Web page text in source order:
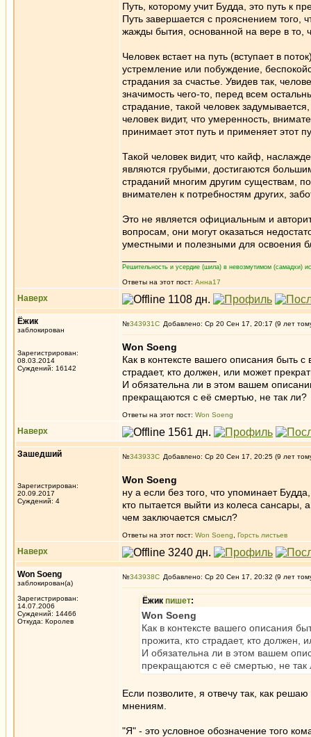
Путь, которому учит Будда, это путь к
Путь завершается с прояснением того,
жажды бытия, основанной на вере в то,
Человек встает на путь (вступает в
устремление или побуждение,
страдания за счастье. Увидев так,
значимость чего-то, перед всем
страдание, такой человек
человек видит, что умеренность,
принимает этот путь и применяет этот
Такой человек видит, что кайф,
являются грубыми, достигаются
страданий многим другим существам,
внимателен к потребностям других,
Это не является официальным и
вопросам, они могут оказаться
уместными и полезными для освоения
Решительность и усердие (шила) в невозмутимом (самадхи)
Ответы на этот пост: Анна17
Наверх
Ёжик
заблокирован
Зарегистрирован:
08.03.2014
Суждений: 16142
№343931 Добавлено: Ср 20 Сен 17, 20:17 (9 лет
Won Soeng
Как в контексте вашего описания быть
страдает, кто должен, или может
И обязательна ли в этом вашем
прекращаются с её смертью, не так ли?
Ответы на этот пост: Won Soeng
Наверх
Зашедший
Зарегистрирован:
20.09.2017
Суждений: 4
№343933 Добавлено: Ср 20 Сен 17, 20:25 (9 лет
Won Soeng
ну а если без того, что упоминает
кто пытается выйти из колеса сансары,
чем заключается смысл?
Ответы на этот пост: Won Soeng Горсть листьев
Наверх
Won Soeng
заблокирован(а)
Зарегистрирован:
14.07.2006
Суждений: 14466
Откуда: Королев
№343938 Добавлено: Ср 20 Сен 17, 20:32 (9 лет
Ёжик пишет:
Won Soeng
Как в контексте вашего описания
прожита, кто страдает, кто должен,
И обязательна ли в этом вашем
прекращаются с её смертью, не так
Если позволите, я отвечу так, как
мнениям.
"Я" - это условное обозначение того